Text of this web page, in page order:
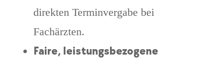
direkten Terminvergabe bei
Fachärzten.
Faire, leistungsbezogene